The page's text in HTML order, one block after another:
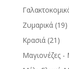
Ζυμαρικά (19)
Κρασιά (21)
Μαγιονέζες